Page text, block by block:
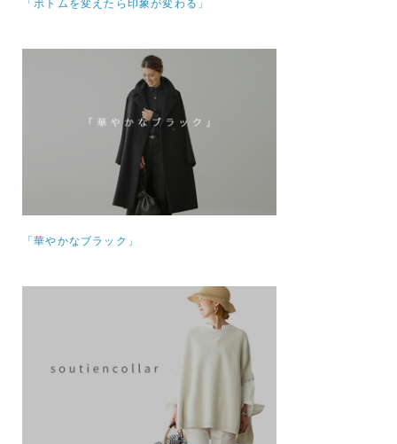
「ボトムを変えたら印象が変わる」
「華やかなブラック」